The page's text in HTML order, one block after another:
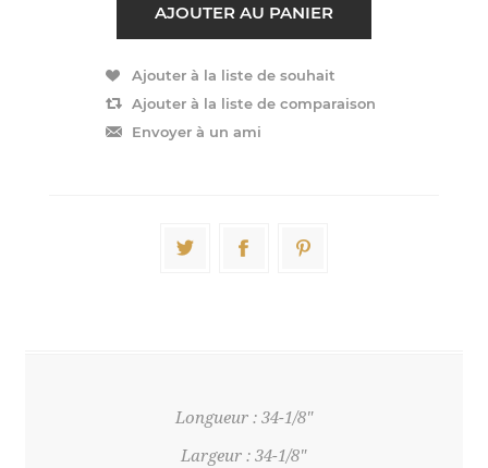
Longueur : 34-1/8"
Largeur : 34-1/8"